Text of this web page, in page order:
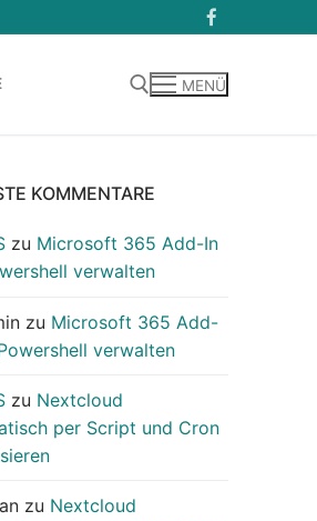
MENÜ
KOMMENTARE
zu Microsoft 365 Add-In
verwalten
zu Microsoft 365 Add-
verwalten
zu Nextcloud
per Script und Cron
zu Nextcloud